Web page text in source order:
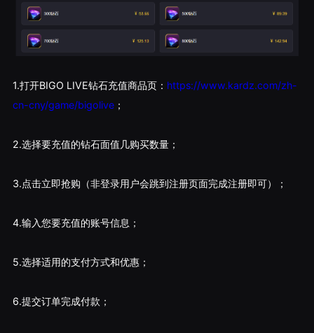
1.打开BIGO LIVE钻石充值商品页： https://www.kardz.com/zh-
cn-cny/game/bigolive；
2.选择要充值的钻石面值几购买数量；
3.点击立即抢购（非登录用户会跳到注册页面完成注册即可）；
4.输入您要充值的账号信息；
5.选择适用的支付方式和优惠；
6.提交订单完成付款；